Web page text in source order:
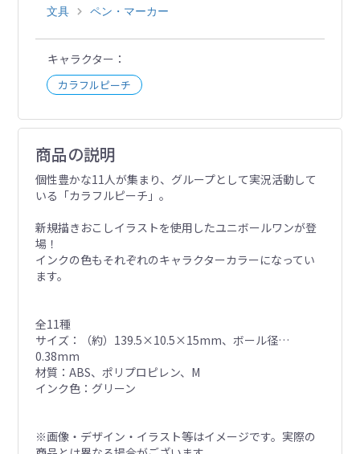
文具 ペン・マーカー
キャラクター
カラフルピーチ
商品の説明
個性豊かな11人が集まり、グループとして実況活動して
いる「カラフルピーチ」。
新規描きおこしイラストを使用したユニボールワンが登
場！
インクの色もそれぞれのキャラクターカラーになってい
ます。
全11種
サイズ：（約）139.5×10.5×15mm、ボール径…
0.38mm
材質：ABS、ポリプロピレン、M
インク色：グリーン
※画像・デザイン・イラスト等はイメージです。実際の